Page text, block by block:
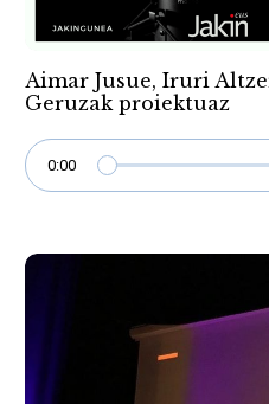
Aimar Jusue, Iruri
Geruzak proiektuaz
0:00